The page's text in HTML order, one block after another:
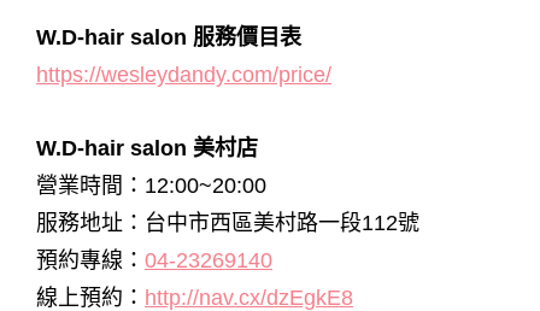
W.D-hair salon 服務價目表
https://wesleydandy.com/price/
W.D-hair salon 美村店
營業時間：12:00~20:00
服務地址：台中市西區美村路一段112號
預約專線： 04-23269140
線上預約： http://nav.cx/dzEgkE8